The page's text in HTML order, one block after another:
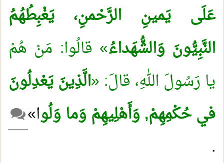
عَلَى يَمينِ الرَّحْمنِ، يَغْبِطُهُمُ
النَّبِيُّونَ وَالشُّهَداءُ» قالُوا: مَنْ هُمْ
يا رَسُولَ اللهِ، قالَ: «الَّذِينَ يَعْدِلُونَ
في حُكْمِهِمْ, وَأَهْلِيهِمْ وَما وَلُوا»
.